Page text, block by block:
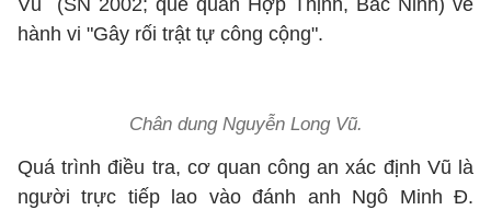
Vũ (SN 2002; quê quán Hợp Thịnh, Bắc Ninh) về
hành vi "Gây rối trật tự công cộng".
Chân dung Nguyễn Long Vũ.
Quá trình điều tra, cơ quan công an xác định Vũ là
người trực tiếp lao vào đánh anh Ngô Minh Đ.